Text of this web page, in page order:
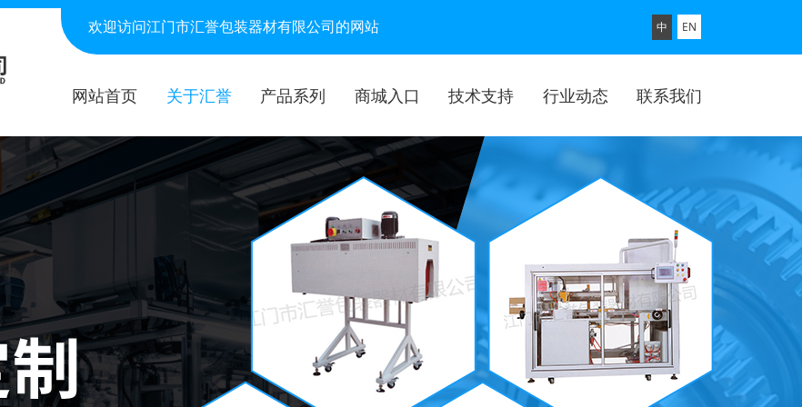
欢迎访问江门市汇誉包装器材有限公司的网站 中 EN
网站首页 关于汇誉 产品系列 商城入口 技术支持 行业动态 联系我们